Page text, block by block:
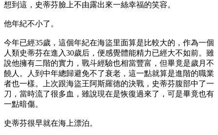
想到這，史蒂芬臉上不由露出來一絲幸福的笑容。
他年紀不小了。
今年已經35歲，這個年紀在海盜里面算是比較大的，作為一個
人類史蒂芬在進入30歲后，便感覺體能精力已經大不如前。雖
說他擁有二階的實力，戰斗經驗也相當豐富，但畢竟是歲月不
饒人。人到中年總歸避免不了衰老，這一點就算是進階的職業
者也一樣。上次跟海盜王阿斯羅德的決戰，史蒂芬腹部中了一
刀，當時流了很多血，雖說現在是恢復過來了，可是畢竟也有
一點暗傷。
史蒂芬很早就在海上漂泊。